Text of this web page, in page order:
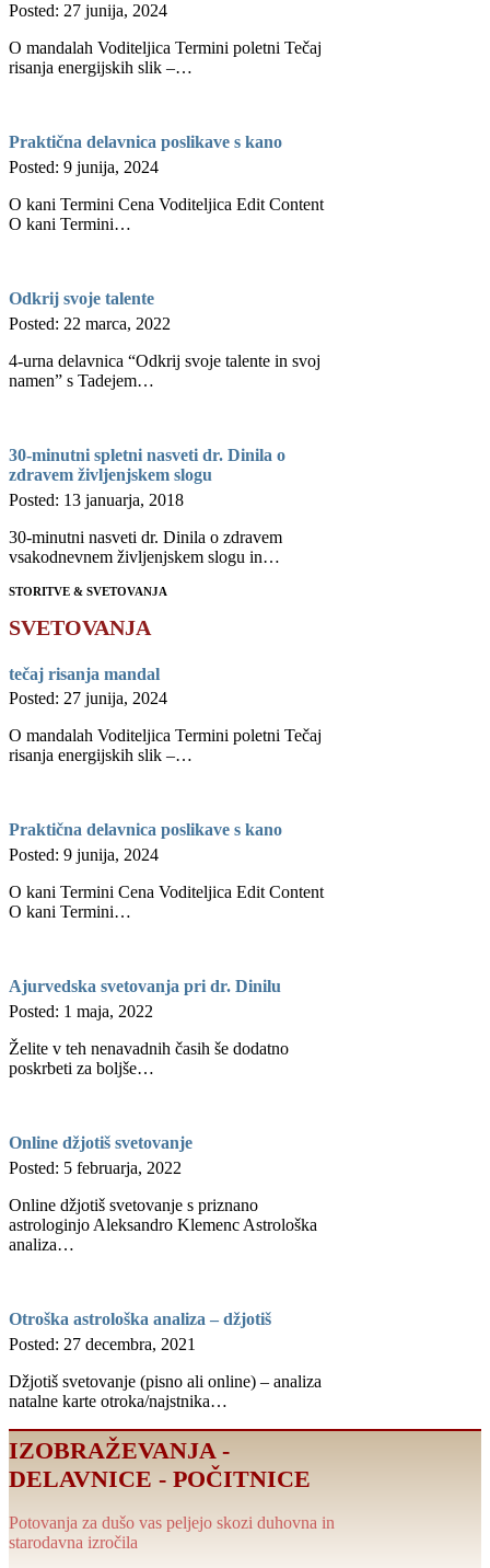
Posted: 27 junija, 2024
O mandalah Voditeljica Termini poletni Tečaj
risanja energijskih slik –…
Praktična delavnica poslikave s kano
Posted: 9 junija, 2024
O kani Termini Cena Voditeljica Edit Content
O kani Termini…
Odkrij svoje talente
Posted: 22 marca, 2022
4-urna delavnica “Odkrij svoje talente in svoj
namen” s Tadejem…
30-minutni spletni nasveti dr. Dinila o
zdravem življenjskem slogu
Posted: 13 januarja, 2018
30-minutni nasveti dr. Dinila o zdravem
vsakodnevnem življenjskem slogu in…
STORITVE & SVETOVANJA
SVETOVANJA
tečaj risanja mandal
Posted: 27 junija, 2024
O mandalah Voditeljica Termini poletni Tečaj
risanja energijskih slik –…
Praktična delavnica poslikave s kano
Posted: 9 junija, 2024
O kani Termini Cena Voditeljica Edit Content
O kani Termini…
Ajurvedska svetovanja pri dr. Dinilu
Posted: 1 maja, 2022
Želite v teh nenavadnih časih še dodatno
poskrbeti za boljše…
Online džjotiš svetovanje
Posted: 5 februarja, 2022
Online džjotiš svetovanje s priznano
astrologinjo Aleksandro Klemenc Astrološka
analiza…
Otroška astrološka analiza – džjotiš
Posted: 27 decembra, 2021
Džjotiš svetovanje (pisno ali online) – analiza
natalne karte otroka/najstnika…
IZOBRAŽEVANJA -
DELAVNICE - POČITNICE
Potovanja za dušo vas peljejo skozi duhovna in
starodavna izročila